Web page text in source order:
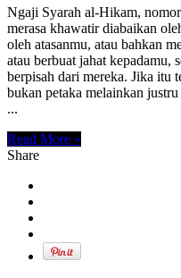
Ngaji Syarah al-Hikam,
merasa khawatir diabaikan
oleh atasanmu, atau bahkan
atau berbuat jahat kepadamu,
berpisah dari mereka. Jika itu
bukan petaka melainkan
...
Read More »
Share